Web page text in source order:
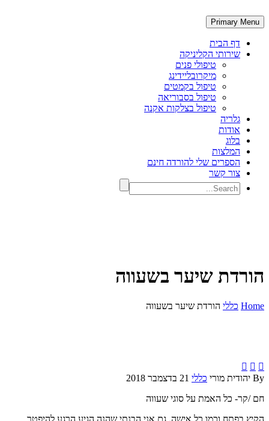
Primary Menu
דף הבית
שירותי הקליניקה
טיפולי פנים
מיקרובליידינג
טיפול בקמטים
טיפול בסבוריאה
טיפול בצלקות אקנה
גלריה
אודות
בלוג
המלצות
הספרים שלי להורדה חינם
צור קשר
הורדת שיער בשעווה
Home כללי הורדת שיער בשעווה
  
By יהודית מורי
כללי 21 בדצמבר 2018
חם /קר- כל האמת על סוגי שעווה
הקיץ בפתח וכמו כל אישה, גם אני הבנתי שהנה הגיע הרגע להיפטר